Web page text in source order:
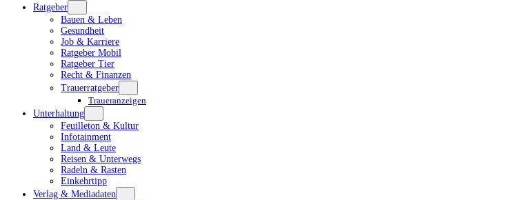
Ratgeber
Bauen & Leben
Gesundheit
Job & Karriere
Ratgeber Mobil
Ratgeber Tier
Recht & Finanzen
Trauerratgeber
Traueranzeigen
Unterhaltung
Feuilleton & Kultur
Infotainment
Land & Leute
Reisen & Unterwegs
Radeln & Rasten
Einkehrtipp
Verlag & Mediadaten